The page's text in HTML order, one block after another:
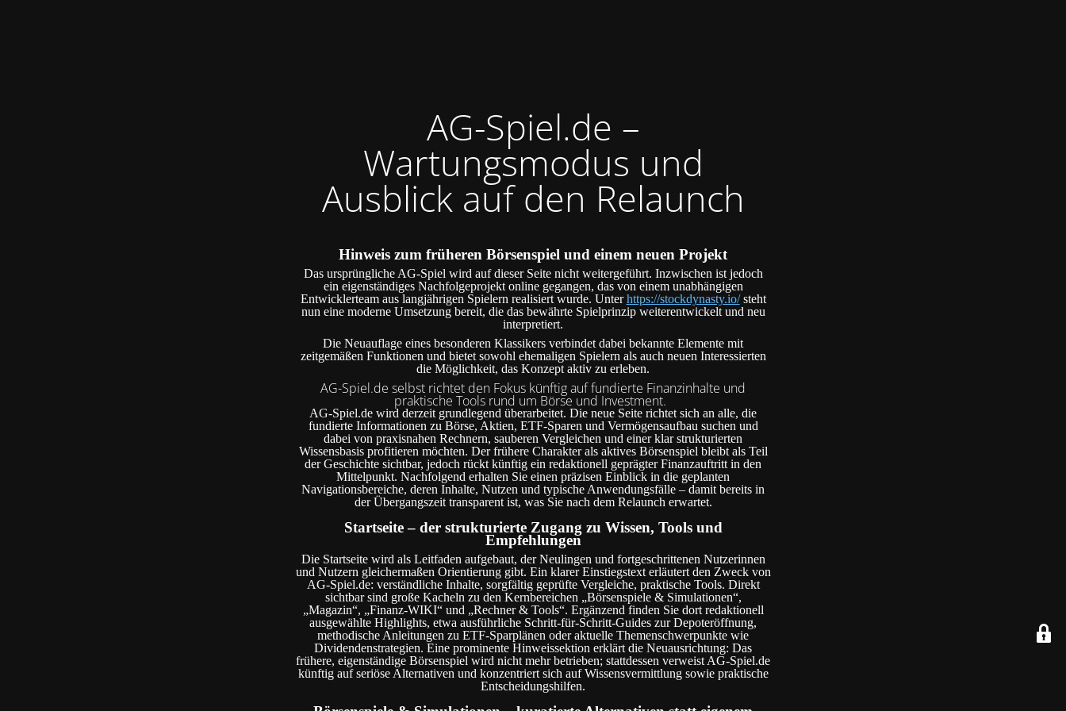
AG-Spiel.de –
Wartungsmodus und
Ausblick auf den Relaunch
Hinweis zum früheren Börsenspiel und einem neuen Projekt
Das ursprüngliche AG-Spiel wird auf dieser Seite nicht weitergeführt. Inzwischen ist jedoch
ein eigenständiges Nachfolgeprojekt online gegangen, das von einem unabhängigen
Entwicklerteam aus langjährigen Spielern realisiert wurde. Unterhttps://stockdynasty.io/steht
nun eine moderne Umsetzung bereit, die das bewährte Spielprinzip weiterentwickelt und neu
interpretiert.
Die Neuauflage eines besonderen Klassikers verbindet dabei bekannte Elemente mit
zeitgemäßen Funktionen und bietet sowohl ehemaligen Spielern als auch neuen Interessierten
die Möglichkeit, das Konzept aktiv zu erleben.
AG-Spiel.de selbst richtet den Fokus künftig auf fundierte Finanzinhalte und
praktische Tools rund um Börse und Investment.
AG-Spiel.de wird derzeit grundlegend überarbeitet. Die neue Seite richtet sich an alle, die
fundierte Informationen zu Börse, Aktien, ETF-Sparen und Vermögensaufbau suchen und
dabei von praxisnahen Rechnern, sauberen Vergleichen und einer klar strukturierten
Wissensbasis profitieren möchten. Der frühere Charakter als aktives Börsenspiel bleibt als Teil
der Geschichte sichtbar, jedoch rückt künftig ein redaktionell geprägter Finanzauftritt in den
Mittelpunkt. Nachfolgend erhalten Sie einen präzisen Einblick in die geplanten
Navigationsbereiche, deren Inhalte, Nutzen und typische Anwendungsfälle – damit bereits in
der Übergangszeit transparent ist, was Sie nach dem Relaunch erwartet.
Startseite – der strukturierte Zugang zu Wissen, Tools und
Empfehlungen
Die Startseite wird als Leitfaden aufgebaut, der Neulingen und fortgeschrittenen Nutzerinnen
und Nutzern gleichermaßen Orientierung gibt. Ein klarer Einstiegstext erläutert den Zweck von
AG-Spiel.de: verständliche Inhalte, sorgfältig geprüfte Vergleiche, praktische Tools. Direkt
sichtbar sind große Kacheln zu den Kernbereichen „Börsenspiele & Simulationen“,
„Magazin“, „Finanz-WIKI“ und „Rechner & Tools“. Ergänzend finden Sie dort redaktionell
ausgewählte Highlights, etwa ausführliche Schritt-für-Schritt-Guides zur Depoteröffnung,
methodische Anleitungen zu ETF-Sparplänen oder aktuelle Themenschwerpunkte wie
Dividendenstrategien. Eine prominente Hinweissektion erklärt die Neuausrichtung: Das
frühere, eigenständige Börsenspiel wird nicht mehr betrieben; stattdessen verweist AG-Spiel.de
künftig auf seriöse Alternativen und konzentriert sich auf Wissensvermittlung sowie praktische
Entscheidungshilfen.